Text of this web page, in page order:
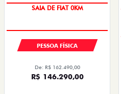
SAIA DE FIAT 0KM
PESSOA FÍSICA
De: R$ 162.490,00
R$ 146.290,00